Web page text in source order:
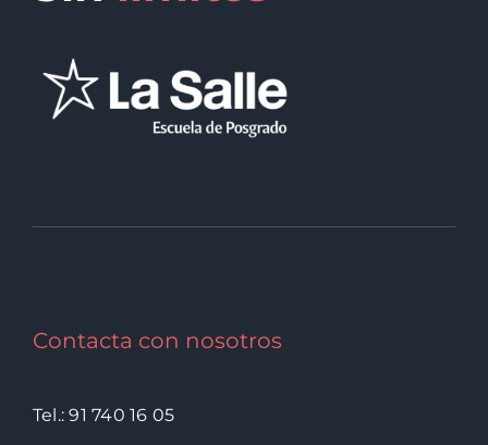
Contacta con nosotros
Tel.: 91 740 16 05